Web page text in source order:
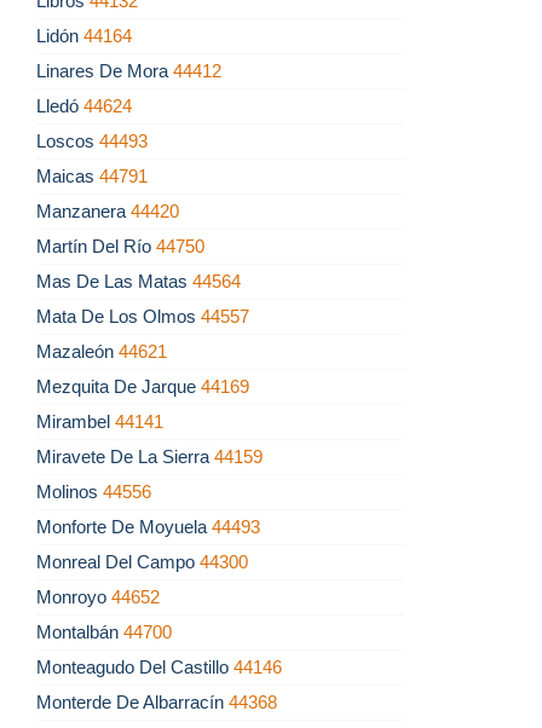
Lidón 44164
Linares De Mora 44412
Lledó 44624
Loscos 44493
Maicas 44791
Manzanera 44420
Martín Del Río 44750
Mas De Las Matas 44564
Mata De Los Olmos 44557
Mazaleón 44621
Mezquita De Jarque 44169
Mirambel 44141
Miravete De La Sierra 44159
Molinos 44556
Monforte De Moyuela 44493
Monreal Del Campo 44300
Monroyo 44652
Montalbán 44700
Monteagudo Del Castillo 44146
Monterde De Albarracín 44368